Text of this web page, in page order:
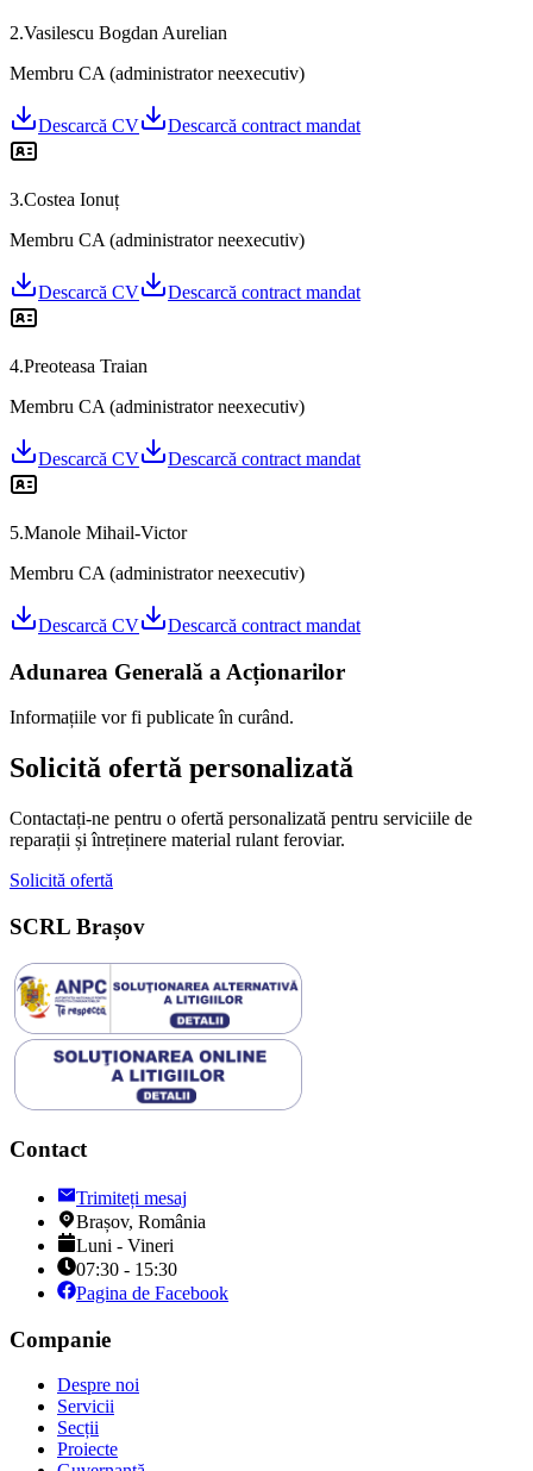
2.Vasilescu Bogdan Aurelian
Membru CA (administrator neexecutiv)
Descarcă CV Descarcă contract mandat
3.Costea Ionuț
Membru CA (administrator neexecutiv)
Descarcă CV Descarcă contract mandat
4.Preoteasa Traian
Membru CA (administrator neexecutiv)
Descarcă CV Descarcă contract mandat
5.Manole Mihail-Victor
Membru CA (administrator neexecutiv)
Descarcă CV Descarcă contract mandat
Adunarea Generală a Acționarilor
Informațiile vor fi publicate în curând.
Solicită ofertă personalizată
Contactați-ne pentru o ofertă personalizată pentru serviciile de
reparații și întreținere material rulant feroviar.
Solicită ofertă
SCRL Brașov
Contact
Trimiteți mesaj
Brașov, România
Luni - Vineri
07:30 - 15:30
Pagina de Facebook
Companie
Despre noi
Servicii
Secții
Proiecte